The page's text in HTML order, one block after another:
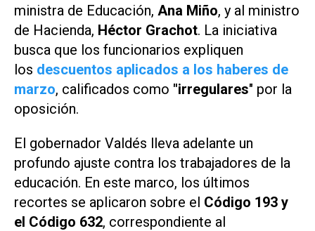
ministra de Educación, Ana Miño, y al ministro
de Hacienda, Héctor Grachot. La iniciativa
busca que los funcionarios expliquen
los descuentos aplicados a los haberes de
marzo, calificados como "irregulares" por la
oposición.
El gobernador Valdés lleva adelante un
profundo ajuste contra los trabajadores de la
educación. En este marco, los últimos
recortes se aplicaron sobre el Código 193 y
el Código 632, correspondiente al